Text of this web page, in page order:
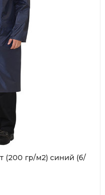
(200 гр/м2) синий (б/